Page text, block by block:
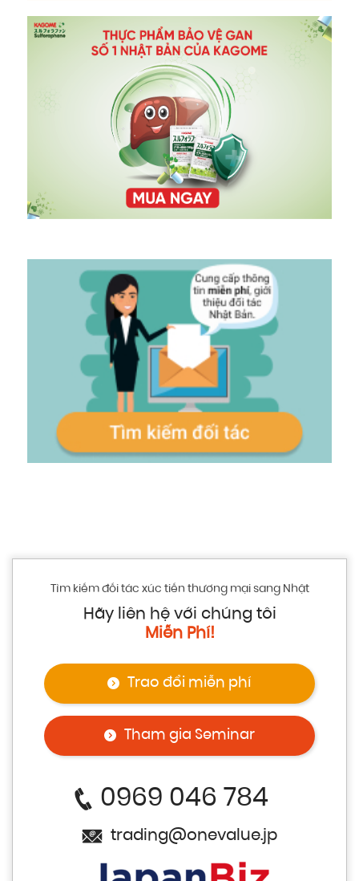
Tìm kiếm đối tác xúc tiến thương mại sang Nhật
Hãy liên hệ với chúng tôi
Miễn Phí!
Trao đổi miễn phí
Tham gia Seminar
0969 046 784
trading@onevalue.jp